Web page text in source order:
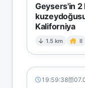
Geysers'in
Kaliforniya
1.5 km II
19:59:38